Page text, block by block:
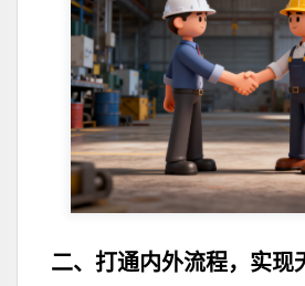
二、打通内外流程， 实现